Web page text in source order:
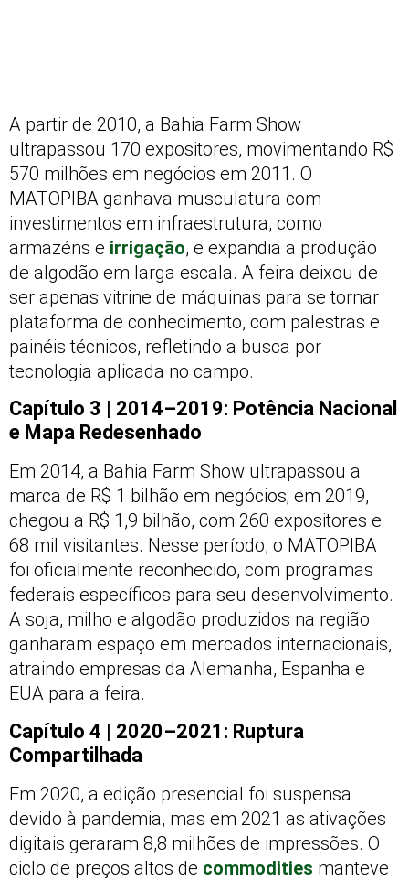
A partir de 2010, a Bahia Farm Show
ultrapassou 170 expositores, movimentando R$
570 milhões em negócios em 2011. O
MATOPIBA ganhava musculatura com
investimentos em infraestrutura, como
armazéns e irrigação, e expandia a produção
de algodão em larga escala. A feira deixou de
ser apenas vitrine de máquinas para se tornar
plataforma de conhecimento, com palestras e
painéis técnicos, refletindo a busca por
tecnologia aplicada no campo.
Capítulo 3 | 2014–2019: Potência Nacional
e Mapa Redesenhado
Em 2014, a Bahia Farm Show ultrapassou a
marca de R$ 1 bilhão em negócios; em 2019,
chegou a R$ 1,9 bilhão, com 260 expositores e
68 mil visitantes. Nesse período, o MATOPIBA
foi oficialmente reconhecido, com programas
federais específicos para seu desenvolvimento.
A soja, milho e algodão produzidos na região
ganharam espaço em mercados internacionais,
atraindo empresas da Alemanha, Espanha e
EUA para a feira.
Capítulo 4 | 2020–2021: Ruptura
Compartilhada
Em 2020, a edição presencial foi suspensa
devido à pandemia, mas em 2021 as ativações
digitais geraram 8,8 milhões de impressões. O
ciclo de preços altos de commodities manteve